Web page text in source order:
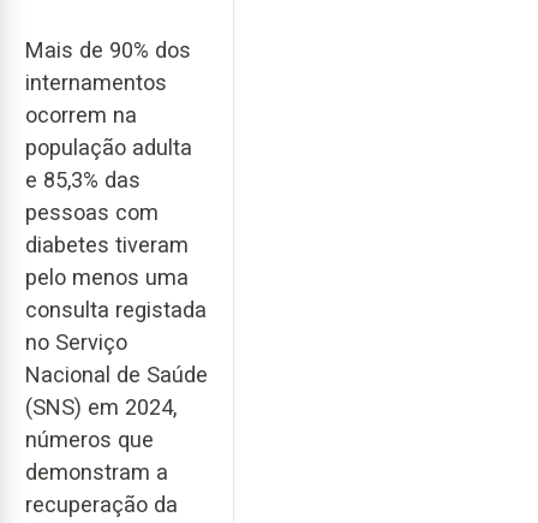
Mais de 90% dos
internamentos
ocorrem na
população adulta
e 85,3% das
pessoas com
diabetes tiveram
pelo menos uma
consulta registada
no Serviço
Nacional de Saúde
(SNS) em 2024,
números que
demonstram a
recuperação da